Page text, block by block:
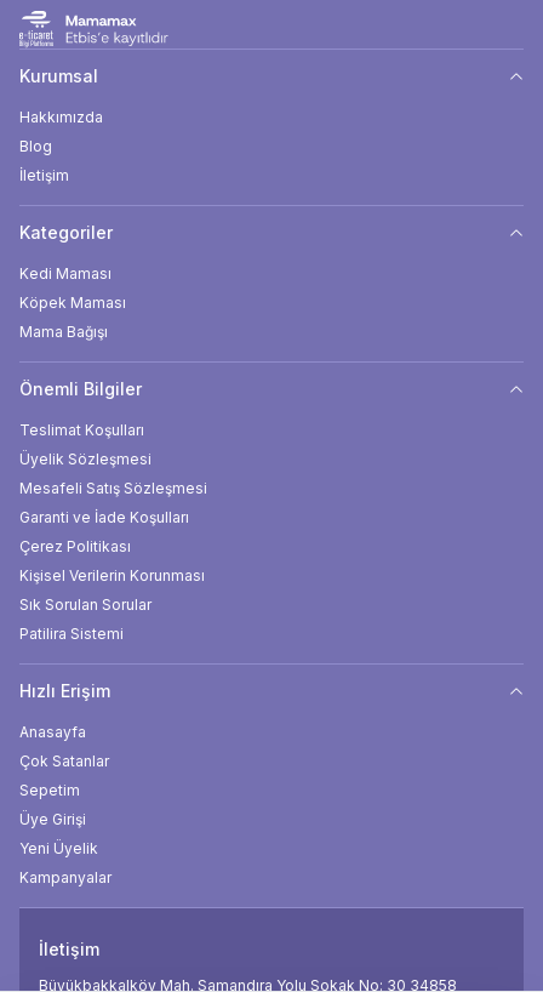
Kurumsal
Hakkımızda
Blog
İletişim
Kategoriler
Kedi Maması
Köpek Maması
Mama Bağışı
Önemli Bilgiler
Teslimat Koşulları
Üyelik Sözleşmesi
Mesafeli Satış Sözleşmesi
Garanti ve İade Koşulları
Çerez Politikası
Kişisel Verilerin Korunması
Sık Sorulan Sorular
Patilira Sistemi
Hızlı Erişim
Anasayfa
Çok Satanlar
Sepetim
Üye Girişi
Yeni Üyelik
Kampanyalar
İletişim
Büyükbakkalköy Mah. Samandıra Yolu Sokak No: 30 34858